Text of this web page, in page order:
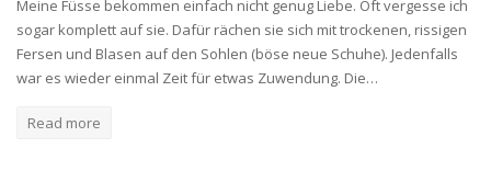
Meine Füsse bekommen einfach nicht genug Liebe. Oft vergesse ich
sogar komplett auf sie. Dafür rächen sie sich mit trockenen, rissigen
Fersen und Blasen auf den Sohlen (böse neue Schuhe). Jedenfalls
war es wieder einmal Zeit für etwas Zuwendung. Die…
Read more